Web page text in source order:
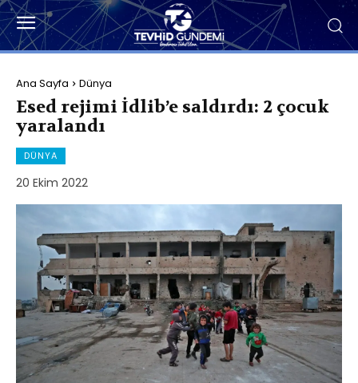
Ana Sayfa Dünya
Esed rejimi İdlib’e saldırdı: 2 çocuk
yaralandı
DÜNYA
20 Ekim 2022